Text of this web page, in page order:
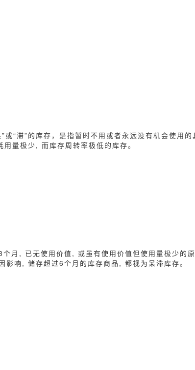
或“滞”的库存，是指暂时不用或者永远没有机会使用的
量极少, 而库存周转率极低的库存。
月, 已无使用价值, 或虽有使用价值但使用量极少的
影响, 储存超过6个月的库存商品, 都视为呆滞库存。